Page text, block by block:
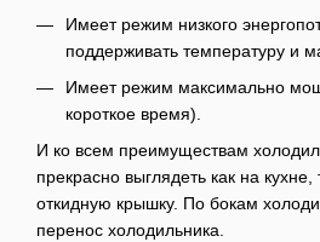
Имеет режим низкого
поддерживать температуру и
Имеет режим максимально
короткое время).
И ко всем преимуществам
прекрасно выглядеть как на
откидную крышку. По бокам
перенос холодильника.